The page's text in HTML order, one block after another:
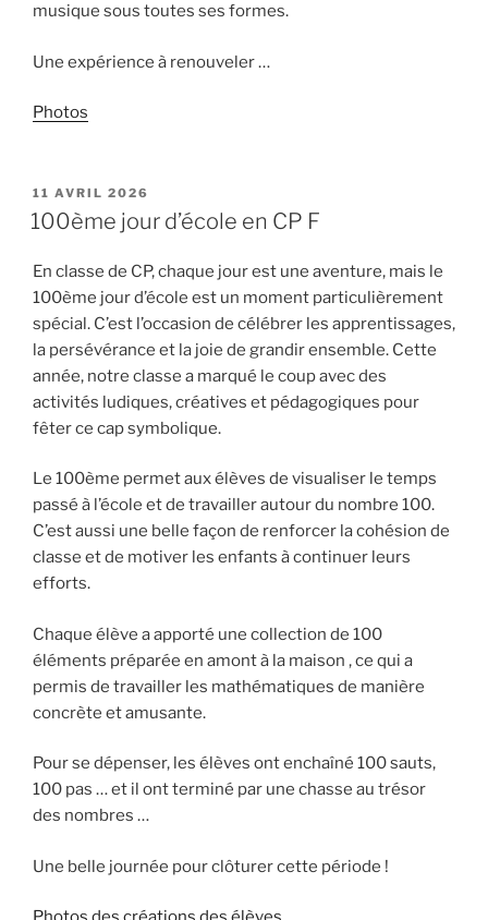
musique sous toutes ses formes.
Une expérience à renouveler …
Photos
PUBLIÉ
LE
11 AVRIL 2026
100ème jour d’école en CP F
En classe de CP, chaque jour est une aventure, mais le
100ème jour d’école est un moment particulièrement
spécial. C’est l’occasion de célébrer les apprentissages,
la persévérance et la joie de grandir ensemble. Cette
année, notre classe a marqué le coup avec des
activités ludiques, créatives et pédagogiques pour
fêter ce cap symbolique.
Le 100ème permet aux élèves de visualiser le temps
passé à l’école et de travailler autour du nombre 100.
C’est aussi une belle façon de renforcer la cohésion de
classe et de motiver les enfants à continuer leurs
efforts.
Chaque élève a apporté une collection de 100
éléments préparée en amont à la maison , ce qui a
permis de travailler les mathématiques de manière
concrète et amusante.
Pour se dépenser, les élèves ont enchaîné 100 sauts,
100 pas … et il ont terminé par une chasse au trésor
des nombres …
Une belle journée pour clôturer cette période !